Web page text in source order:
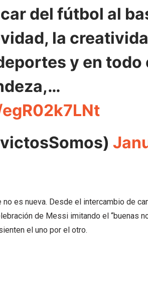
del fútbol al
la
y en todo
es nueva. Desde el intercambio de
de Messi imitando el “buenas
el uno por el otro.